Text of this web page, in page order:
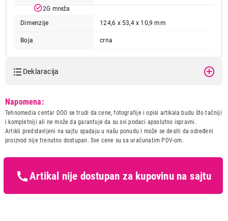
2G mreža
Dimenzije
124,6 x 53,4 x 10,9 mm
Boja crna
Deklaracija
Naziv i vrsta robe:
MOBILNI TELEFON
Uvoznik:
Comtrade Distribution d.o.o.
Zemlja porekla:
Kina
kupaca po osnovu zakona o
Napomena:
Tehnomedia centar DOO se trudi da cene, fotografije i opisi artikala budu što tačniji
i kompletniji ali ne može da garantuje da su svi podaci apsolutno ispravni.
Artikli predstavljeni na sajtu spadaju u našu ponudu i može se desiti da određeni
proizvod nije trenutno dostupan. Sve cene su sa uračunatim PDV-om.
Artikal nije dostupan za kupovinu na sajtu
Ukupno u korpi:
Nastavi kupovinu